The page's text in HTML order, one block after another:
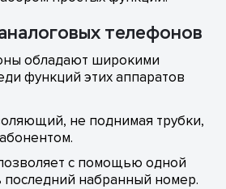
телефонов
обладают широкими
функций этих аппаратов
не поднимая трубки,
с помощью одной
последний набранный номер.